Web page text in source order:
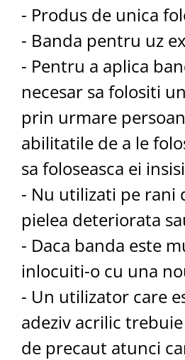
- Produs de unica
- Banda pentru uz
- Pentru a aplica
necesar sa folositi
prin urmare
abilitatile de a le
sa foloseasca ei
- Nu utilizati pe rani
pielea deteriorata
- Daca banda este
inlocuiti-o cu una
- Un utilizator care
adeziv acrilic
de precaut atunci